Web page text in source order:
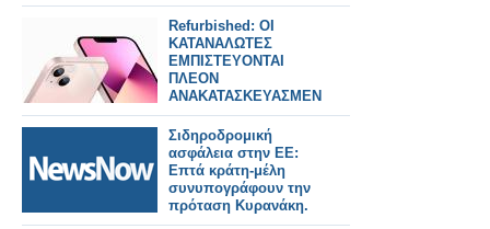
Refurbished: ΟΙ
ΚΑΤΑΝΑΛΩΤΕΣ
ΕΜΠΙΣΤΕΥΟΝΤΑΙ
ΠΛΕΟΝ
ΑΝΑΚΑΤΑΣΚΕΥΑΣΜΕΝΑ
ΚΙΝΗΤΑ ΤΟ 2026
Σιδηροδρομική
ασφάλεια στην ΕΕ:
Επτά κράτη-μέλη
συνυπογράφουν την
πρόταση Κυρανάκη.